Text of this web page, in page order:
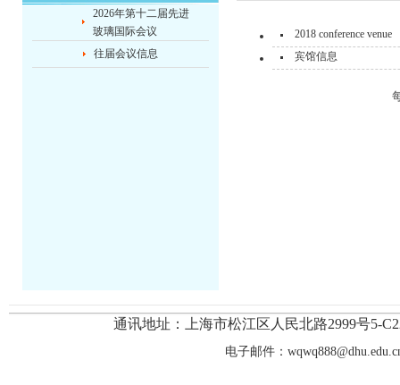
2026年第十二届先进
玻璃国际会议
往届会议信息
2018 conference venue
宾馆信息
通讯地址：上海市松江区人民北路2999号5-
电子邮件：